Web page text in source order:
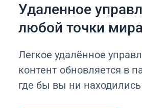
Удаленное
любой точки мира
Легкое удалённое
контент обновляется в
где бы вы ни находились